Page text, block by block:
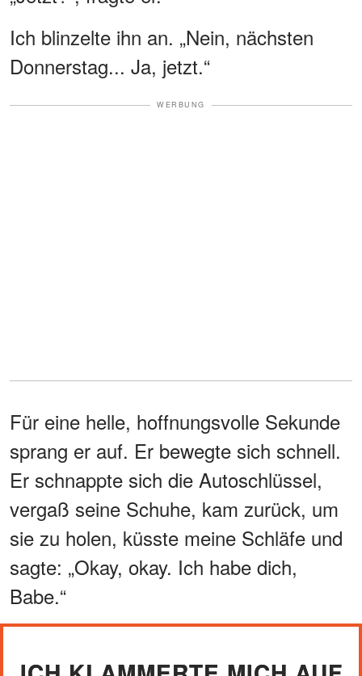
Ich blinzelte ihn an. „Nein, nächsten
Donnerstag... Ja, jetzt.“
WERBUNG
Für eine helle, hoffnungsvolle Sekunde
sprang er auf. Er bewegte sich schnell.
Er schnappte sich die Autoschlüssel,
vergaß seine Schuhe, kam zurück, um
sie zu holen, küsste meine Schläfe und
sagte: „Okay, okay. Ich habe dich,
Babe.“